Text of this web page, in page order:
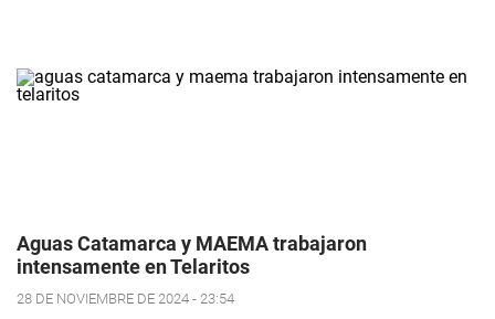
Aguas Catamarca y MAEMA trabajaron
intensamente en Telaritos
28 DE NOVIEMBRE DE 2024 - 23:54